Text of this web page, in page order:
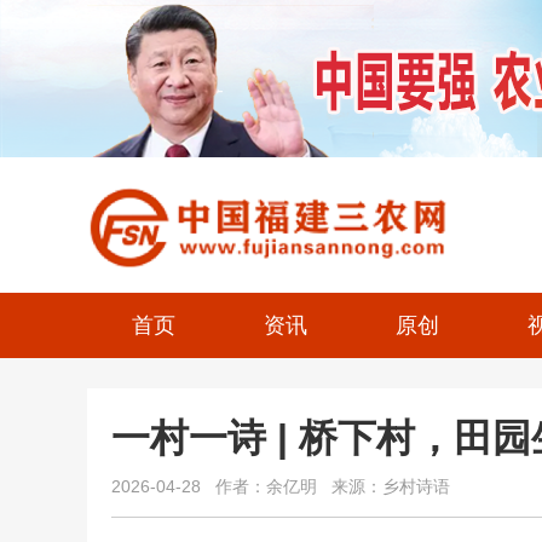
首页 资讯 原创
一村一诗 | 桥下村，田
2026-04-28 作者：余亿明 来源：乡村诗语